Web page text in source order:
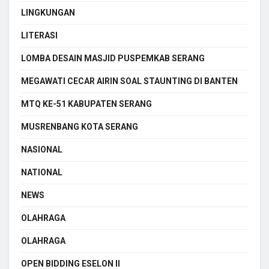
LINGKUNGAN
LITERASI
LOMBA DESAIN MASJID PUSPEMKAB SERANG
MEGAWATI CECAR AIRIN SOAL STAUNTING DI BANTEN
MTQ KE-51 KABUPATEN SERANG
MUSRENBANG KOTA SERANG
NASIONAL
NATIONAL
NEWS
OLAHRAGA
OLAHRAGA
OPEN BIDDING ESELON II